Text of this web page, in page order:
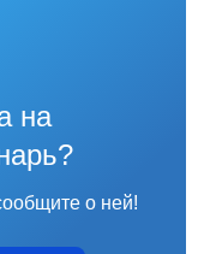
на
о ней!